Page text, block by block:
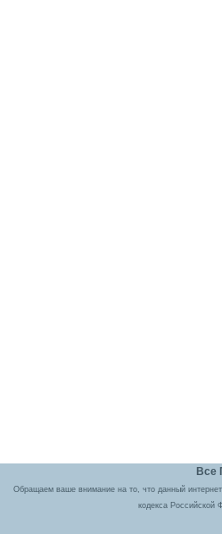
Все
Обращаем ваше внимание на то, что данный
кодекса Российской